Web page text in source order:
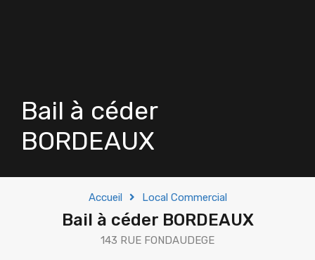
Bail à céder
BORDEAUX
Accueil Local Commercial
Bail à céder BORDEAUX
143 RUE FONDAUDEGE